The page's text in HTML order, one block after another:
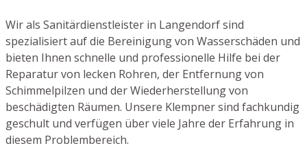
Wir als Sanitärdienstleister in Langendorf sind
spezialisiert auf die Bereinigung von Wasserschäden und
bieten Ihnen schnelle und professionelle Hilfe bei der
Reparatur von lecken Rohren, der Entfernung von
Schimmelpilzen und der Wiederherstellung von
beschädigten Räumen. Unsere Klempner sind fachkundig
geschult und verfügen über viele Jahre der Erfahrung in
diesem Problembereich.